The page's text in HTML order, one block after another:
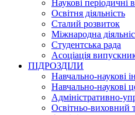
Наукові періодичні
Освітня діяльність
Сталий розвиток
Міжнародна
Студентська рада
Асоціація
ПІДРОЗДІЛИ
Навчально-наукові
Навчально-наукові
Адміністративно-
Освітньо-виховний